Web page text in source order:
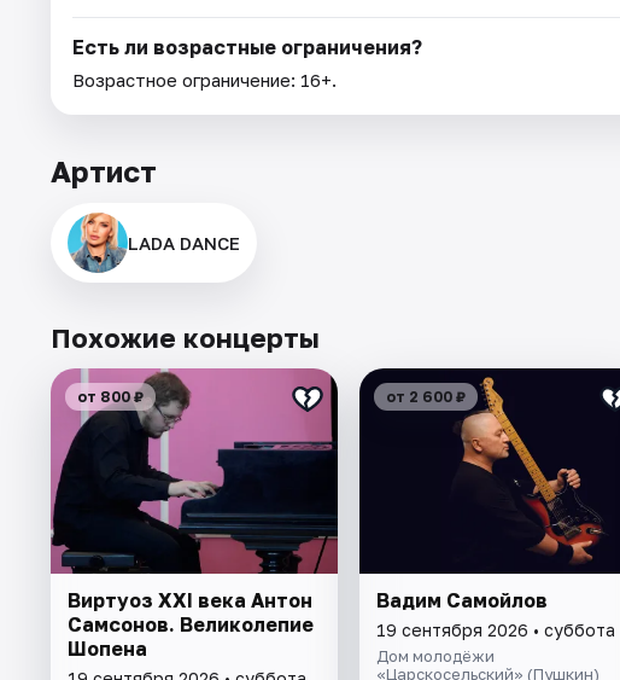
Есть ли возрастные ограничения?
Возрастное ограничение: 16+.
Артист
LADA DANCE
Похожие концерты
от 800 ₽
Виртуоз ХХI века Антон
Самсонов. Великолепие
Шопена
от 2 600 ₽
Вадим Самойлов
19 сентября 2026 • суббота
Дом молодёжи
«Царскосельский» (Пушкин)